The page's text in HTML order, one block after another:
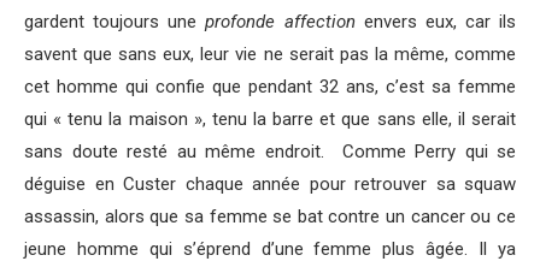
gardent toujours uneprofonde affectionenvers eux, car ils
savent que sans eux, leur vie ne serait pas la même, comme
cet homme qui confie que pendant 32 ans, c’est sa femme
qui « tenu la maison », tenu la barre et que sans elle, il serait
sans doute resté au même endroit. Comme Perry qui se
déguise en Custer chaque année pour retrouver sa squaw
assassin, alors que sa femme se bat contre un cancer ou ce
jeune homme qui s’éprend d’une femme plus âgée. Il ya